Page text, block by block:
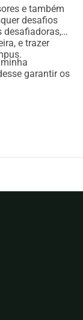
e também
desafios
desafiadoras,
e trazer
garantir os